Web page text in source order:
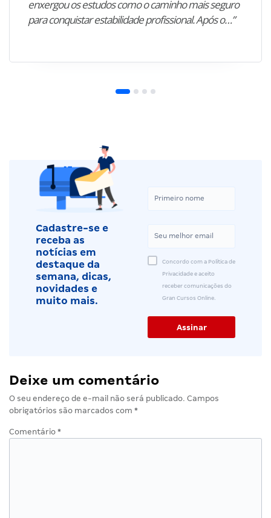
enxergou os estudos como o caminho mais seguro
para conquistar estabilidade profissional. Após o…”
Cadastre-se e
receba as
notícias em
destaque da
semana, dicas,
novidades e
muito mais.
Concordo com a Política de
Privacidade e aceito
receber comunicações do
Gran Cursos Online.
Deixe um comentário
O seu endereço de e-mail não será publicado. Campos
obrigatórios são marcados com *
Comentário *